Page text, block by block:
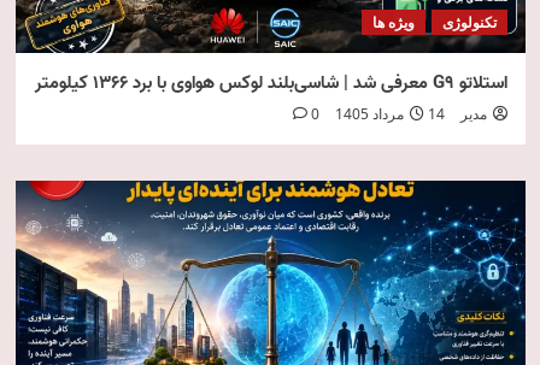
تکنولوژی ویژه ها
استلاتو G9 معرفی شد | شاسی‌بلند لوکس هواوی با برد ۱۳۶۶ کیلومتر
مدیر 14 مرداد 1405 0